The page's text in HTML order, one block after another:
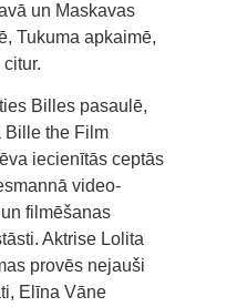
un Maskavas
Tukuma apkaimē,
Billes pasaulē,
Bille the Film
iecienītās ceptās
video-
filmēšanas
Aktrise Lolita
provēs nejauši
Elīna Vāne